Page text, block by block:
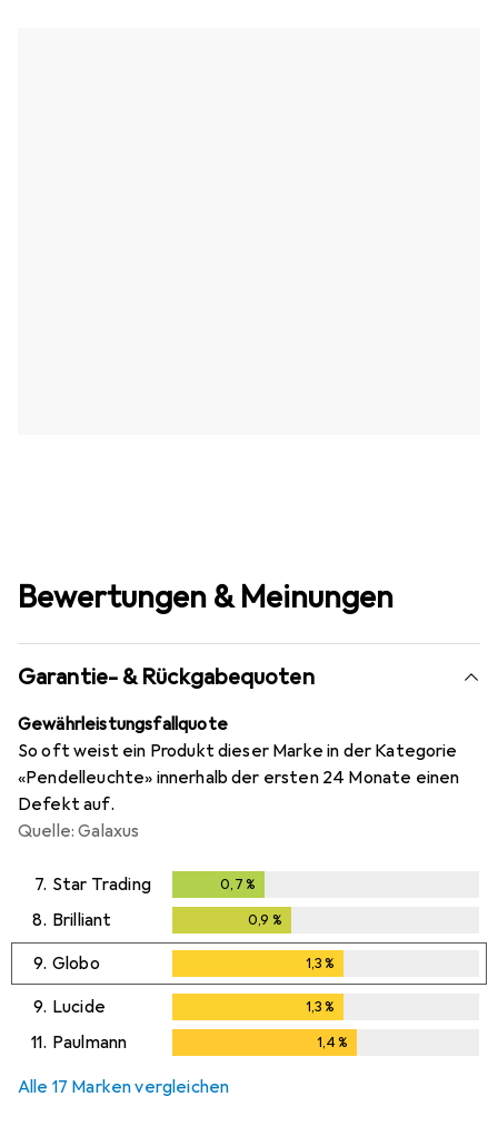
Bewertungen & Meinungen
Garantie- & Rückgabequoten
Gewährleistungsfallquote
So oft weist ein Produkt dieser Marke in der Kategorie
«Pendelleuchte» innerhalb der ersten 24 Monate einen
Defekt auf.
Quelle: Galaxus
7. Star Trading 0,7 %
8. Brilliant 0,9 %
9. Globo 1,3%
9. Lucide 1,3%
11. Paulmann 1,4%
Alle 17 Marken vergleichen